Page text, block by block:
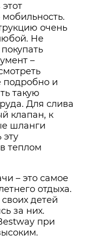
мобильность.
очень
Не
–
подробно и
такую
Для слива
клапан, к
шланги
теплом
– это самое
отдыха.
детей
за них.
при